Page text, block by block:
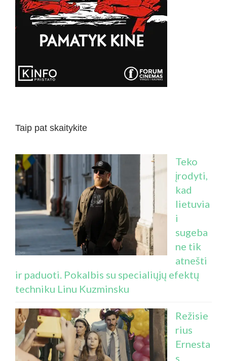
Taip pat skaitykite
Teko
įrodyti,
kad
lietuvia
i
sugeba
ne tik
atnešti
ir paduoti. Pokalbis su specialiųjų efektų
techniku Linu Kuzminsku
Režisie
rius
Ernesta
s